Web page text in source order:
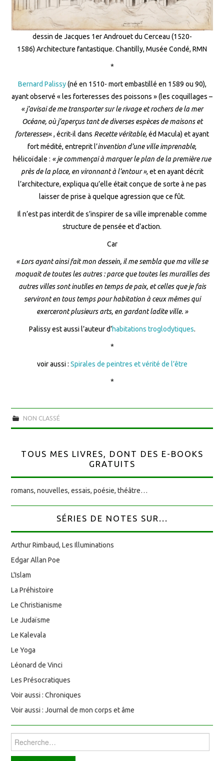
dessin de Jacques 1er Androuet du Cerceau (1520-
1586) Architecture fantastique. Chantilly, Musée Condé, RMN
*
Bernard Palissy(né en 1510- mort embastillé en 1589 ou 90),
ayant observé « les forteresses des poissons » (les coquillages –
« j’avisai de me transporter sur le rivage et rochers de la mer
Océane, où j’aperçus tant de diverses espèces de maisons et
forteresses« , écrit-il dans Recette véritable,éd Macula) et ayant
fort médité, entreprit l’invention d’une ville imprenable,
hélicoïdale : « je commençai à marquer le plan de la première rue
près de la place, en vironnant à l’entour », et en ayant décrit
l’architecture, expliqua qu’elle était conçue de sorte à ne pas
laisser de prise à quelque agression que ce fût.
Il n’est pas interdit de s’inspirer de sa ville imprenable comme
structure de pensée et d’action.
Car
« Lors ayant ainsi fait mon dessein, il me sembla que ma ville se
moquait de toutes les autres : parce que toutes les murailles des
autres villes sont inutiles en temps de paix, et celles que je fais
serviront en tous temps pour habitation à ceux mêmes qui
exerceront plusieurs arts, en gardant ladite ville. »
Palissy est aussi l’auteur d’habitations troglodytiques.
*
voir aussi : Spirales de peintres et vérité de l’être
*
NON CLASSÉ
TOUS MES LIVRES, DONT DES E-BOOKS
GRATUITS
romans, nouvelles, essais, poésie, théâtre…
SÉRIES DE NOTES SUR...
Arthur Rimbaud, Les Illuminations
Edgar Allan Poe
L'Islam
La Préhistoire
Le Christianisme
Le Judaïsme
Le Kalevala
Le Yoga
Léonard de Vinci
Les Présocratiques
Voir aussi : Chroniques
Voir aussi : Journal de mon corps et âme
Rechercher :